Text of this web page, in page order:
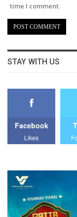
time I comment.
STAY WITH US
Facebook
Likes